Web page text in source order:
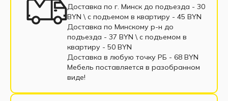
Маленькие угловые диваны
Угловые диваны еврокнижка
Угловые диваны выкатные
Угловые диваны тик-так
Доставка по г. Минск до подъезда - 30
BYN \ c подъемом в квартиру - 45 BYN
Доставка по Минскому р-н до
подъезда - 37 BYN \ c подъемом в
квартиру - 50 BYN
Доставка в любую точку РБ - 68 BYN
Мебель поставляется в разобранном
виде!